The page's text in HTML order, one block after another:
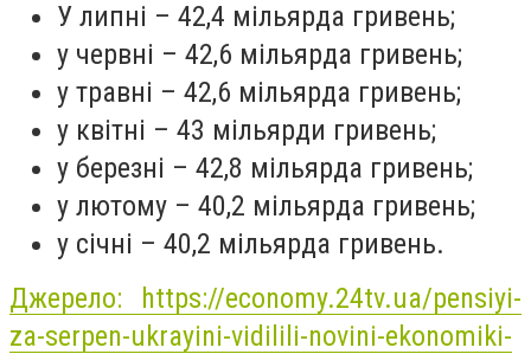
У липні – 42,4 мільярда гривень;
у червні – 42,6 мільярда гривень;
у травні – 42,6 мільярда гривень;
у квітні – 43 мільярди гривень;
у березні – 42,8 мільярда гривень;
у лютому – 40,2 мільярда гривень;
у січні – 40,2 мільярда гривень.
Джерело: https://economy.24tv.ua/pensiyi-
za-serpen-ukrayini-vidilili-novini-ekonomiki-